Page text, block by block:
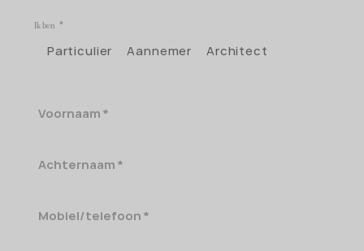
Ik ben
Particulier Aannemer Architect
Voornaam
Achternaam
Mobiel/telefoon